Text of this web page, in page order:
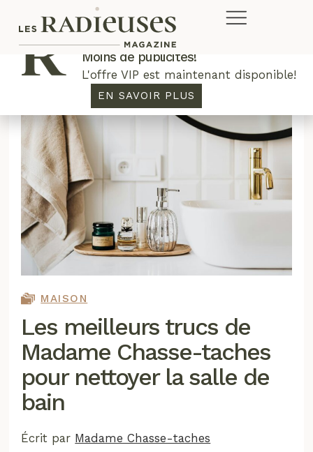
MAISON
Les meilleurs trucs de
Madame Chasse-taches
pour nettoyer la salle de
bain
Écrit par Madame Chasse-taches
Plus de concours. Plus de rabais.
Moins de publicités!
L'offre VIP est maintenant disponible!
EN SAVOIR PLUS